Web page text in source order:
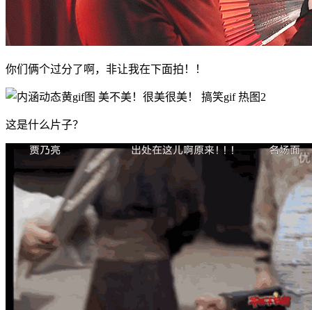
你们俩个过分了啊，非让我在下面拍！！
这是什么片子？